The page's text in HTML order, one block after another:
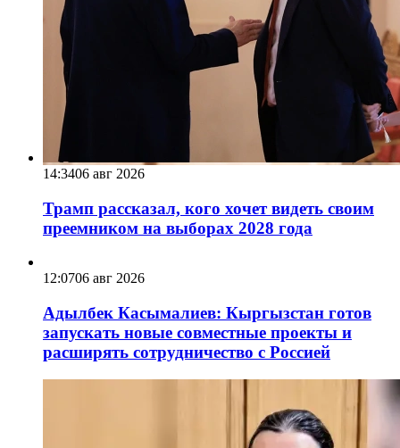
14:3406 авг 2026
Трамп рассказал, кого хочет видеть своим
преемником на выборах 2028 года
12:0706 авг 2026
Адылбек Касымалиев: Кыргызстан готов
запускать новые совместные проекты и
расширять сотрудничество с Россией